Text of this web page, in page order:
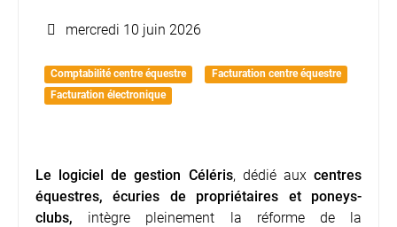
mercredi 10 juin 2026
Comptabilité centre équestre
Facturation centre équestre
Facturation électronique
Le logiciel de gestion Céléris, dédié auxcentres
équestres, écuries de propriétaires et poneys-
clubs, intègre pleinement la réforme de la